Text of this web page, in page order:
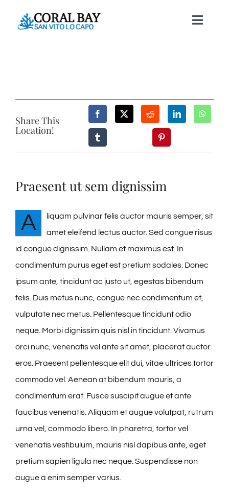
Toggle
ATTIVITÀ & SERVIZI
Share This
Location!
Praesent ut sem dignissim
A
liquam pulvinar felis auctor mauris semper, sit
amet eleifend lectus auctor. Sed congue risus
id congue dignissim. Nullam et maximus est. In
condimentum purus eget est pretium sodales. Donec
ipsum ante, tincidunt ac justo ut, egestas bibendum
felis. Duis metus nunc, congue nec condimentum et,
vulputate nec metus. Pellentesque tincidunt odio
neque. Morbi dignissim quis nisl in tincidunt. Vivamus
orci nunc, venenatis vel ante sit amet, placerat auctor
eros. Praesent pellentesque elit dui, vitae ultrices tortor
commodo vel. Aenean at bibendum mauris, a
condimentum erat. Fusce suscipit augue et ante
faucibus venenatis. Aliquam et augue volutpat, rutrum
urna vel, commodo libero. In pharetra, tortor vel
venenatis vestibulum, mauris nisl dapibus ante, eget
pretium sapien ligula nec neque. Suspendisse non
augue a enim semper varius.